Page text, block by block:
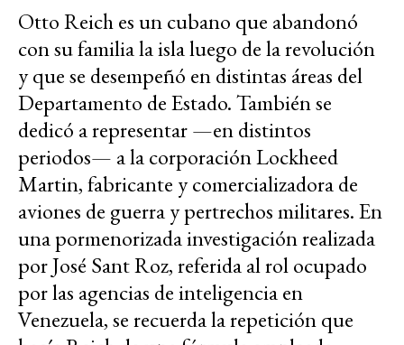
Otto Reich es un cubano que abandonó
con su familia la isla luego de la revolución
y que se desempeñó en distintas áreas del
Departamento de Estado. También se
dedicó a representar —en distintos
periodos— a la corporación Lockheed
Martin, fabricante y comercializadora de
aviones de guerra y pertrechos militares. En
una pormenorizada investigación realizada
por José Sant Roz, referida al rol ocupado
por las agencias de inteligencia en
Venezuela, se recuerda la repetición que